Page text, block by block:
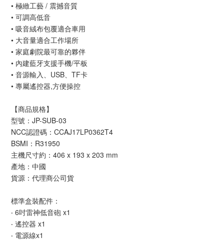
• 極緻工藝 / 震撼音質
• 可調高低音
• 吸音絨布包覆適合車用
• 大音量適合工作場所
• 家庭劇院最可靠的夥伴
• 內建藍牙支援手機/平板
• 音源輸入、USB、TF卡
• 專屬遙控器,方便操控
【商品規格】
型號：JP-SUB-03
NCC認證碼：CCAJ17LP0362T4
BSMI：R31950
主機尺寸約：406 x 193 x 203 mm
產地：中國
貨源：代理商公司貨
標準盒裝配件：
‧ 6吋雷神低音砲 x1
‧ 遙控器 x1
‧ 電源線x1